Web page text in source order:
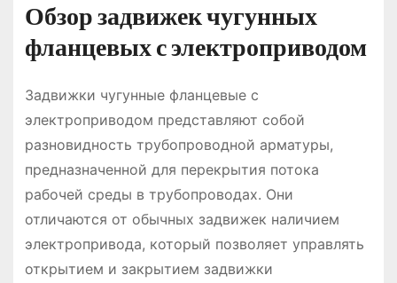
Обзор задвижек чугунных
фланцевых с электроприводом
Задвижки чугунные фланцевые с
электроприводом представляют собой
разновидность трубопроводной арматуры,
предназначенной для перекрытия потока
рабочей среды в трубопроводах. Они
отличаются от обычных задвижек наличием
электропривода, который позволяет управлять
открытием и закрытием задвижки